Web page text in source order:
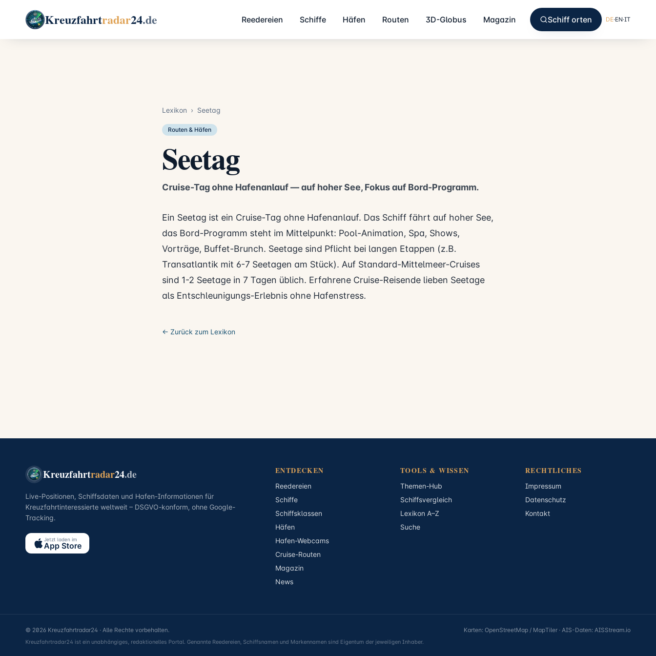
Kreuzfahrtradar24.de Reedereien Schiffe Häfen Routen 3D-Globus Magazin Schiff orten DE·EN·IT
Lexikon › Seetag
Routen & Häfen
Seetag
Cruise-Tag ohne Hafenanlauf — auf hoher See, Fokus auf Bord-Programm.
Ein Seetag ist ein Cruise-Tag ohne Hafenanlauf. Das Schiff fährt auf hoher See,
das Bord-Programm steht im Mittelpunkt: Pool-Animation, Spa, Shows,
Vorträge, Buffet-Brunch. Seetage sind Pflicht bei langen Etappen (z.B.
Transatlantik mit 6-7 Seetagen am Stück). Auf Standard-Mittelmeer-Cruises
sind 1-2 Seetage in 7 Tagen üblich. Erfahrene Cruise-Reisende lieben Seetage
als Entschleunigungs-Erlebnis ohne Hafenstress.
← Zurück zum Lexikon
Kreuzfahrtradar24.de
Live-Positionen, Schiffsdaten und Hafen-Informationen für
Kreuzfahrtinteressierte weltweit – DSGVO-konform, ohne Google-
Tracking.
Jetzt laden im
App Store
ENTDECKEN
Reedereien
Schiffe
Schiffsklassen
Häfen
Hafen-Webcams
Cruise-Routen
Magazin
News
TOOLS & WISSEN
Themen-Hub
Schiffsvergleich
Lexikon A–Z
Suche
RECHTLICHES
Impressum
Datenschutz
Kontakt
© 2026 Kreuzfahrtradar24 · Alle Rechte vorbehalten. Karten: OpenStreetMap / MapTiler · AIS-Daten: AISStream.io
Kreuzfahrtradar24 ist ein unabhängiges, redaktionelles Portal. Genannte Reedereien, Schiffsnamen und Markennamen sind Eigentum der jeweiligen Inhaber.